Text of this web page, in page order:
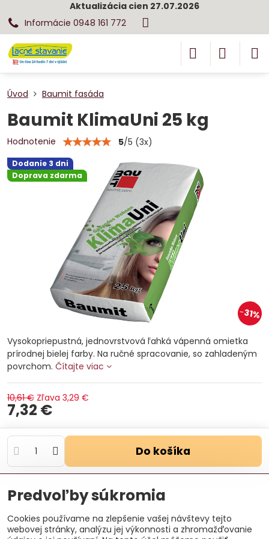
Aktualizácia cien 27.07.2026
Informácie 0948 161 772
Dodanie 3 dni
Doprava zdarma
31%
Úvod Baumit fasáda
Baumit KlimaUni 25 kg
Hodnotenie 5/5 (3x)
Vysokopriepustná, jednovrstvová ľahká vápenná omietka
prírodnej bielej farby. Na ručné spracovanie, so zahladeným
povrchom. Čítajte viac
10,61 € Zľava 3,29 €
7,32 €
Do košíka
Otázka k produktu
Doručenia
Výrobca:
Baumit, spol. s.r.o.
Predvoľby súkromia
Cookies používame na zlepšenie vašej návštevy tejto
webovej stránky, analýzu jej výkonnosti a zhromažďovanie